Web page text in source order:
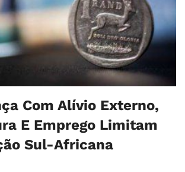
Com Alívio Externo,
E Emprego Limitam
Sul-Africana